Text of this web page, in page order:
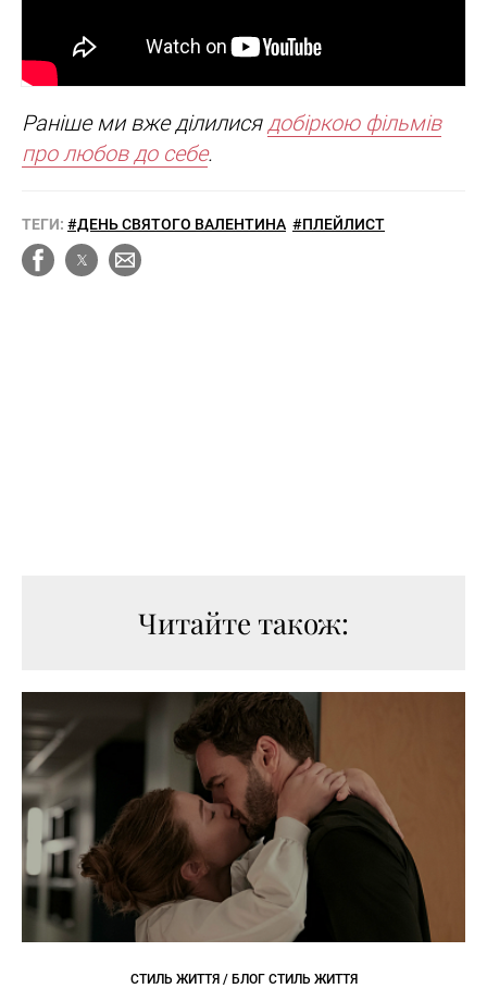
Раніше ми вже ділилисядобіркою фільмів
про любов до себе.
ТЕГИ: #ДЕНЬ СВЯТОГО ВАЛЕНТИНА #ПЛЕЙЛИСТ
Читайте також:
СТИЛЬ ЖИТТЯ / БЛОГ СТИЛЬ ЖИТТЯ